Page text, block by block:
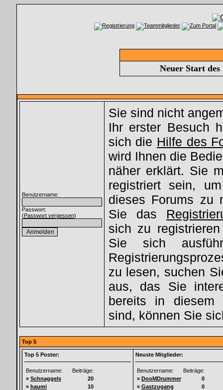
Neuer Start
Benutzername:
Passwort:
(Passwort vergessen)
Sie sind nicht
Ihr erster Besuch
sich die Hilfe des
wird Ihnen die
näher erklärt. Sie
registriert sein,
dieses Forums zu
Sie das
sich zu
Sie sich
zu lesen, suchen
aus, das Sie
bereits in diesem
sind, können Sie
Top 5
Top 5 Poster:
Benutzername:
Beiträge:
» Schnaggels
20
» haumi
10
Neuste Mitglieder:
Benutzername:
Beiträge:
» DooMDrummer
0
» Gastzugang
0